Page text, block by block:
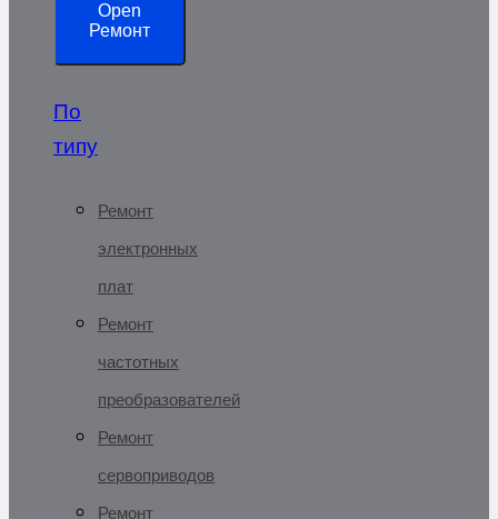
Open
Ремонт
По
типу
Ремонт
электронных
плат
Ремонт
частотных
преобразователей
Ремонт
сервоприводов
Ремонт